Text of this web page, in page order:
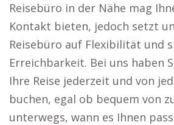
Reisebüro in der Nähe mag
Kontakt bieten, jedoch setzt
Reisebüro auf Flexibilität und
Erreichbarkeit. Bei uns haben
Ihre Reise jederzeit und von
buchen, egal ob bequem von
unterwegs, wann es Ihnen